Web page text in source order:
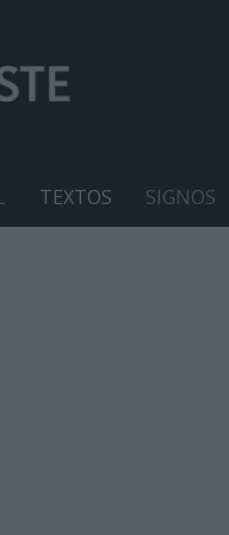
TEXTOS SIGNOS